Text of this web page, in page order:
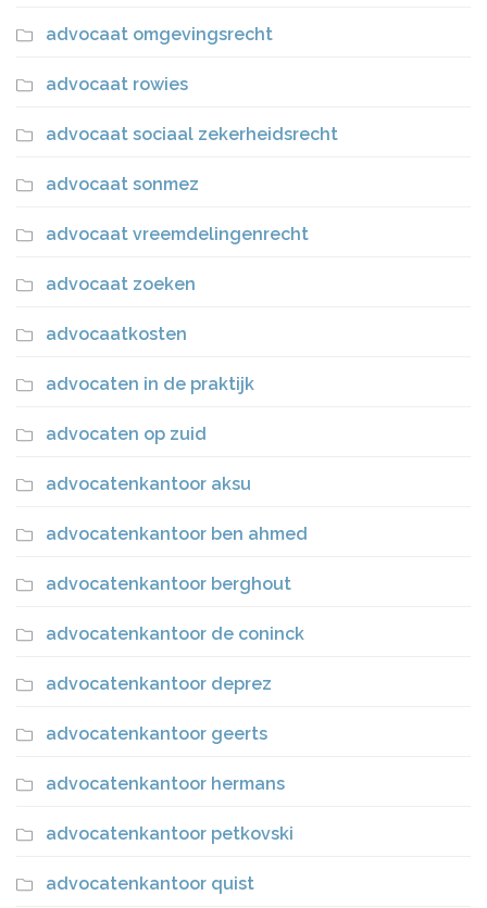
advocaat omgevingsrecht
advocaat rowies
advocaat sociaal zekerheidsrecht
advocaat sonmez
advocaat vreemdelingenrecht
advocaat zoeken
advocaatkosten
advocaten in de praktijk
advocaten op zuid
advocatenkantoor aksu
advocatenkantoor ben ahmed
advocatenkantoor berghout
advocatenkantoor de coninck
advocatenkantoor deprez
advocatenkantoor geerts
advocatenkantoor hermans
advocatenkantoor petkovski
advocatenkantoor quist